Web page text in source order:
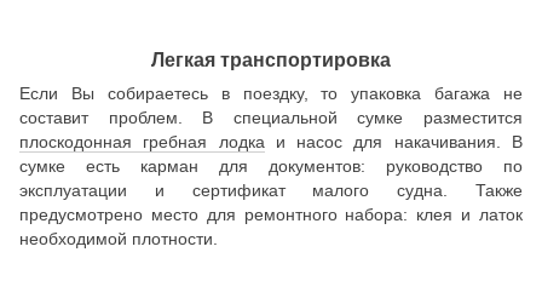
Легкая транспортировка
Если Вы собираетесь в поездку, то упаковка багажа не
составит проблем. В специальной сумке разместится
плоскодонная гребная лодка и насос для накачивания. В
сумке есть карман для документов: руководство по
эксплуатации и сертификат малого судна. Также
предусмотрено место для ремонтного набора: клея и латок
необходимой плотности.